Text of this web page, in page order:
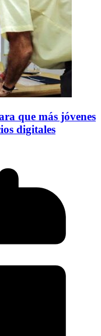
que más jóvenes
digitales